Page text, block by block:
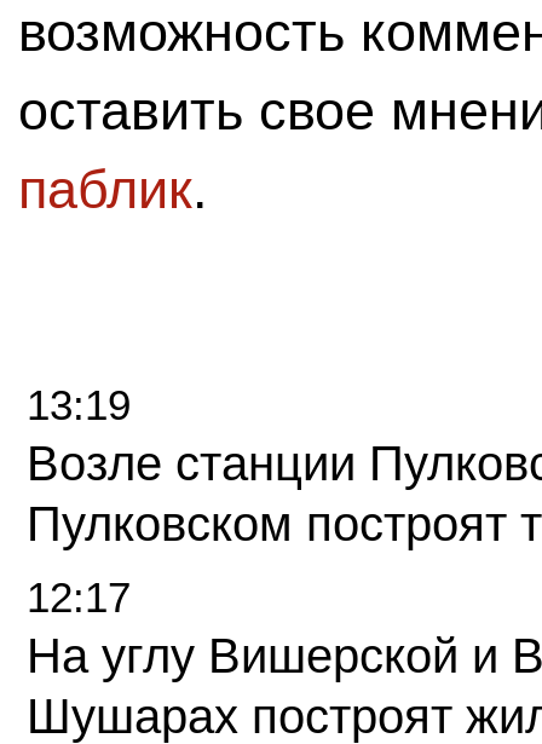
возможность
оставить свое
паблик.
13:19
Возле станции
Пулковском построят
12:17
На углу Вишерской и
Шушарах построят